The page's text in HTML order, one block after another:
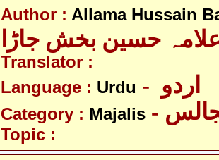
Author : Allama Hussain
حسین بخش جاڑا
Translator :
Language : Urdu
Category : Majalis
Topic :